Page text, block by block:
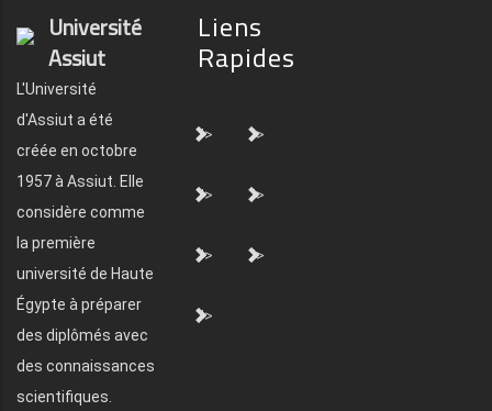
Université
Assiut
L'Université
d'Assiut a été
créée en octobre
1957 à Assiut. Elle
considère comme
la première
université de Haute
Égypte à préparer
des diplômés avec
des connaissances
scientifiques.
Liens
Rapides
"> ">
"> ">
"> ">
">